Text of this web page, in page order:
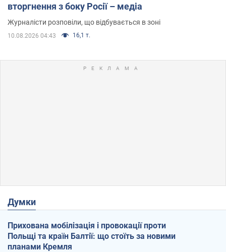
вторгнення з боку Росії – медіа
Журналісти розповіли, що відбувається в зоні
10.08.2026 04:43 16,1 т.
Думки
Прихована мобілізація і провокації проти
Польщі та країн Балтії: що стоїть за новими
планами Кремля